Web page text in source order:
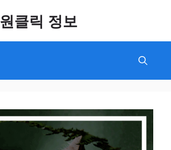
원클릭 정보